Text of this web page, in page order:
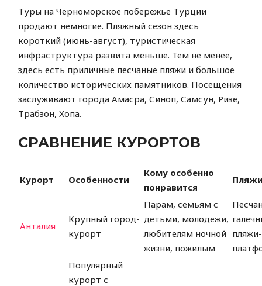
Туры на Черноморское побережье Турции
продают немногие. Пляжный сезон здесь
короткий (июнь-август), туристическая
инфраструктура развита меньше. Тем не менее,
здесь есть приличные песчаные пляжи и большое
количество исторических памятников. Посещения
заслуживают города Амасра, Синоп, Самсун, Ризе,
Трабзон, Хопа.
СРАВНЕНИЕ КУРОРТОВ
Курорт Особенности
Кому особенно
понравится
Анталия
Крупный город-
курорт
Парам, семьям с
детьми, молодежи,
любителям ночной
жизни, пожилым
пляжи-
Популярный
курорт с